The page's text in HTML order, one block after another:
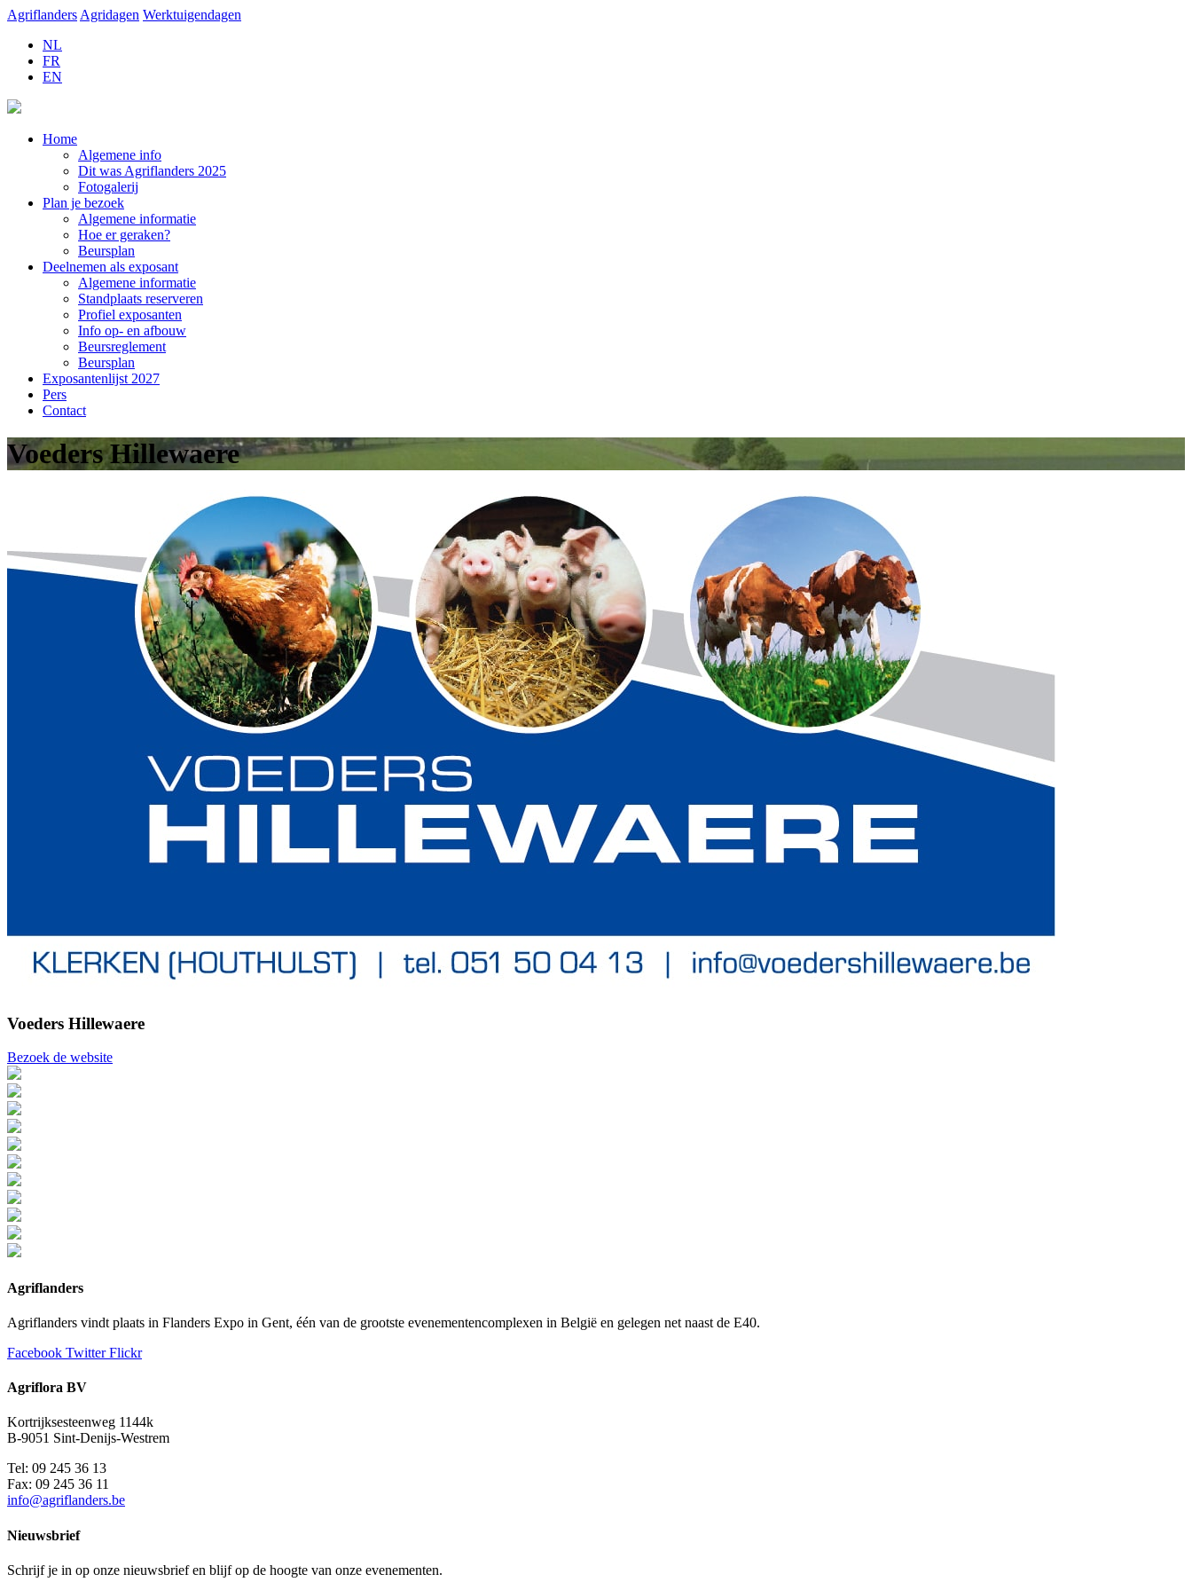
Agriflanders Agridagen Werktuigendagen
NL
FR
EN
Home
Algemene info
Dit was Agriflanders 2025
Fotogalerij
Plan je bezoek
Algemene informatie
Hoe er geraken?
Beursplan
Deelnemen als exposant
Algemene informatie
Standplaats reserveren
Profiel exposanten
Info op- en afbouw
Beursreglement
Beursplan
Exposantenlijst 2027
Pers
Contact
Voeders Hillewaere
Voeders Hillewaere
Bezoek de website
Agriflanders
Agriflanders vindt plaats in Flanders Expo in Gent, één van de grootste evenementencomplexen in België en gelegen net naast de E40.
Facebook Twitter Flickr
Agriflora BV
Kortrijksesteenweg 1144k
B-9051 Sint-Denijs-Westrem
Tel: 09 245 36 13
Fax: 09 245 36 11
info@agriflanders.be
Nieuwsbrief
Schrijf je in op onze nieuwsbrief en blijf op de hoogte van onze evenementen.